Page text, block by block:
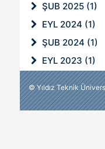
ŞUB 2025 (1)
EYL 2024 (1)
ŞUB 2024 (1)
EYL 2023 (1)
© Yıldız Teknik